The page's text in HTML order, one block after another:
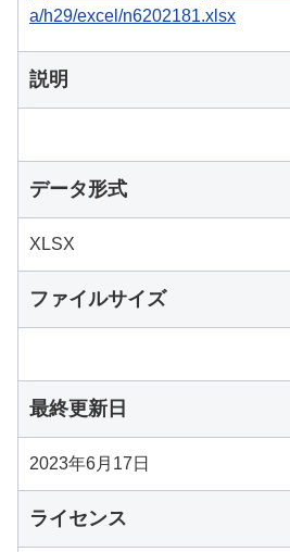
a/h29/excel/n6202181.xlsx
説明
データ形式
XLSX
ファイルサイズ
最終更新日
2023年6月17日
ライセンス